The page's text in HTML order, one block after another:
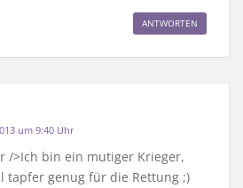
ANTWORTEN
um 9:40 Uhr
/>Ich bin ein mutiger Krieger,
tapfer genug für die Rettung ;)